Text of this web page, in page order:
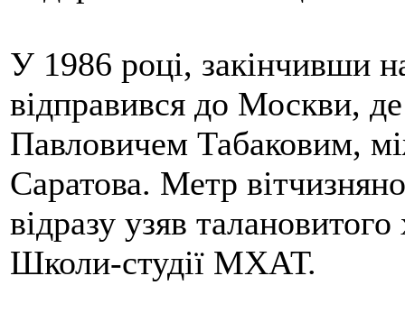
У 1986 році, закінчивши
відправився до Москви,
Павловичем Табаковим,
Саратова. Метр
відразу узяв
Школи-студії МХАТ.